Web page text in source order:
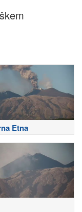
Etna